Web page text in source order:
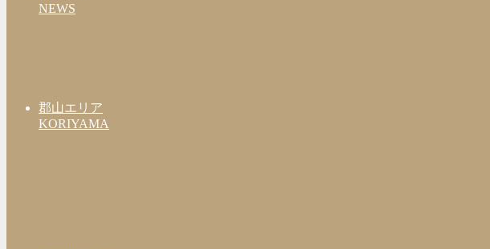
NEWS
郡山エリア
KORIYAMA